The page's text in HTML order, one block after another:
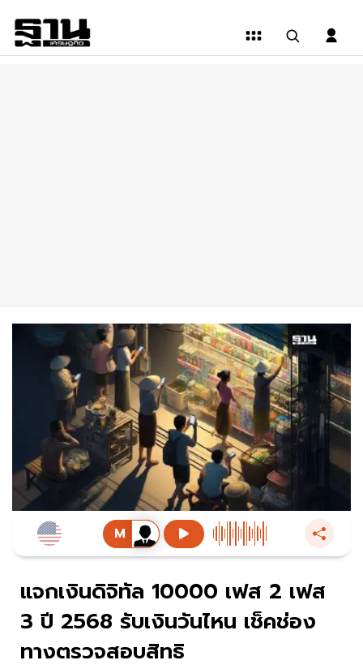
แจกเงินดิจิทัล 10000 เฟส 2 เฟส
3 ปี 2568 รับเงินวันไหน เช็คช่อง
ทางตรวจสอบสิทธิ